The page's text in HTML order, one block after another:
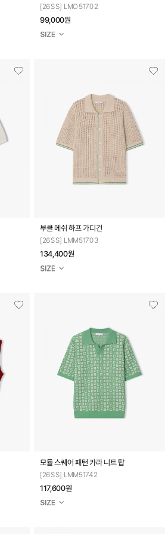
[26SS] LMO51702
99,000원
부클 메쉬 하프 가디건
[26SS] LMM51703
134,400원
모듈 스퀘어 패턴 카라 니트 탑
[26SS] LMM51742
117,600원